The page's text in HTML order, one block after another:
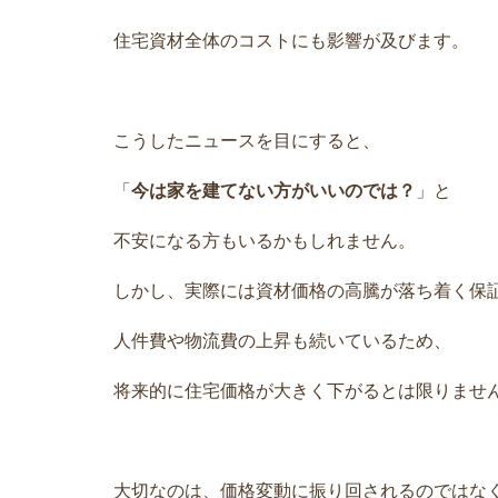
住宅資材全体のコストにも影響が及びます。
こうしたニュースを目にすると、
「 今は家を建てない方がいいのでは？ 」 と
不安になる方もいるかもしれません。
しかし、実際には資材価格の高騰が落ち着く保
人件費や物流費の上昇も続いているため、
将来的に住宅価格が大きく下がるとは限りませ
大切なのは、価格変動に振り回されるのではな